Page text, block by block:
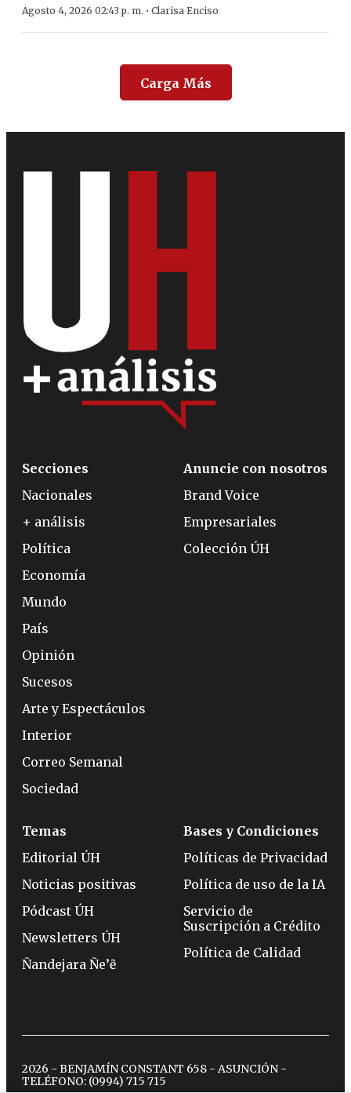
Agosto 4, 2026 02:43 p. m. · Clarisa Enciso
Carga Más
Secciones
Nacionales
+ análisis
Política
Economía
Mundo
País
Opinión
Sucesos
Arte y Espectáculos
Interior
Correo Semanal
Sociedad
Anuncie con nosotros
Brand Voice
Empresariales
Colección ÚH
Temas
Editorial ÚH
Noticias positivas
Pódcast ÚH
Newsletters ÚH
Ñandejara Ñe’ẽ
Bases y Condiciones
Políticas de Privacidad
Política de uso de la IA
Servicio de
Suscripción a Crédito
Política de Calidad
2026 - BENJAMÍN CONSTANT 658 - ASUNCIÓN -
TELÉFONO: (0994) 715 715